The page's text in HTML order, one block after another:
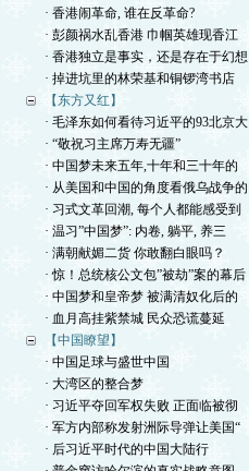
· 香港闹革命, 谁在反革命?
· 彭颜祸水乱香港 巾帼英雄现香江
· 香港独立是事实，还是存在于幻想
· 掉进坑里的林荣基和铜锣湾书店
【东方又红】
· 毛泽东如何看待习近平的93北京大
· “敬祝习主席万寿无疆”
· 中国梦未来五年,十年和三十年的
· 从美国和中国的角度看俄乌战争的
· 习式文革回潮, 每个人都能感受到
· 温习”中国梦”: 内卷, 躺平, 养三
· 满朝献媚二货 你敢翻白眼吗？
· 惊！总统核公文包”被劫”案的幕后
· 中国梦和皇帝梦 被满清奴化后的
· 血月高挂紫禁城 民众恐谎蔓延
【中国瞭望】
· 中国足球与盛世中国
· 大湾区的整合梦
· 习近平夺回军权失败 正面临被彻
· 军方内部称发射洲际导弹让美国“
· 后习近平时代的中国大陆行